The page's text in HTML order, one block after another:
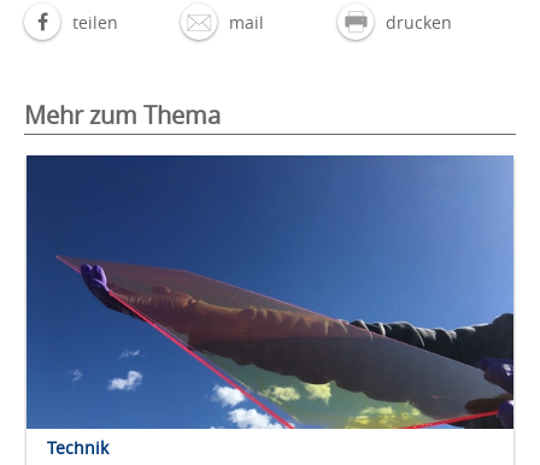
teilen mail drucken
Mehr zum Thema
Technik